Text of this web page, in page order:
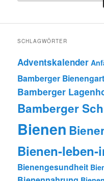
SCHLAGWÖRTER
Adventskalender
Bamberger
Bamberger
Bamberger
Bienen
Bienen-
Bienengesundheit